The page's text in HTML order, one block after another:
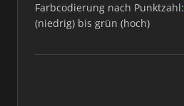
Farbcodierung nach Punktzahl:
(niedrig) bis grün (hoch)